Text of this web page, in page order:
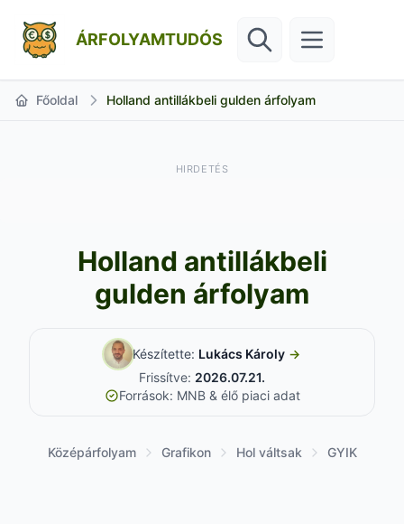
ÁRFOLYAMTUDÓS
Főoldal Holland antillákbeli gulden árfolyam
HIRDETÉS
Holland antillákbeli
gulden árfolyam
Készítette: Lukács Károly →
Frissítve: 2026.07.21.
Források: MNB & élő piaci adat
Középárfolyam Grafikon Hol váltsak GYIK